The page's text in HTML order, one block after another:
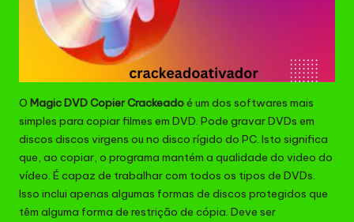
O Magic DVD Copier Crackeadoé um dos softwares mais
simples para copiar filmes em DVD. Pode gravar DVDs em
discos discos virgens ou no disco rígido do PC. Isto significa
que, ao copiar, o programa mantém a qualidade do video do
vídeo. É capaz de trabalhar com todos os tipos de DVDs.
Isso inclui apenas algumas formas de discos protegidos que
têm alguma forma de restrição de cópia. Deve ser